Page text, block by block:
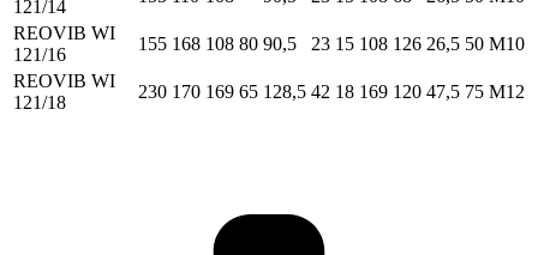
121/14
REOVIB WI
121/16
155 168 108 80 90,5 23 15 108 126 26,5 50 M10
REOVIB WI
121/18
230 170 169 65 128,5 42 18 169 120 47,5 75 M12